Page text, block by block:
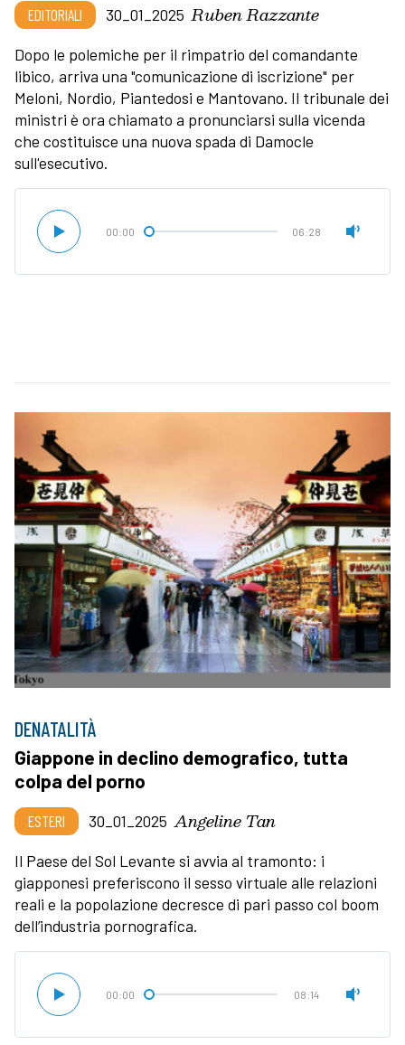
EDITORIALI 30_01_2025 Ruben Razzante
Dopo le polemiche per il rimpatrio del comandante
libico, arriva una "comunicazione di iscrizione" per
Meloni, Nordio, Piantedosi e Mantovano. Il tribunale dei
ministri è ora chiamato a pronunciarsi sulla vicenda
che costituisce una nuova spada di Damocle
sull'esecutivo.
00:00 06:28
DENATALITÀ
Giappone in declino demografico, tutta
colpa del porno
ESTERI 30_01_2025 Angeline Tan
Il Paese del Sol Levante si avvia al tramonto: i
giapponesi preferiscono il sesso virtuale alle relazioni
reali e la popolazione decresce di pari passo col boom
dell’industria pornografica.
00:00 08:14